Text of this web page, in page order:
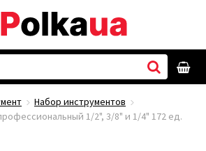
Набор инструментов
1/2", 3/8" и 1/4" 172 ед.